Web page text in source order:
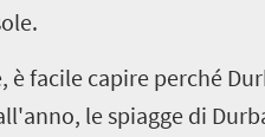
facile capire perché
le spiagge di